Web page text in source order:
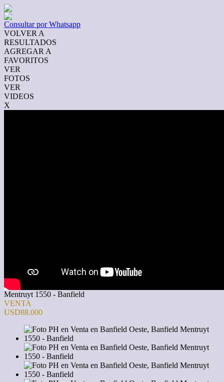
Consultar por Whatsapp
VOLVER A
RESULTADOS
AGREGAR A
FAVORITOS
VER
FOTOS
VER
VIDEOS
X
Mentruyt 1550 - Banfield
VENTA
USD88.000